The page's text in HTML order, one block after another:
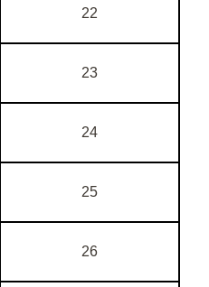
22
23
24
25
26